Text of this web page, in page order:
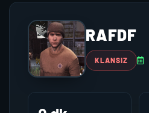
RAFDF
KLANSIZ